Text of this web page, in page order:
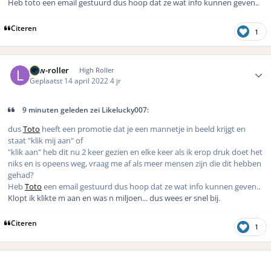
Heb toto een email gestuurd dus hoop dat ze wat info kunnen geven..
Citeren 1
Low-roller High Roller
Geplaatst 14 april 20224 jr
9 minuten geleden zei Likelucky007:
dusToto heeft een promotie dat je een mannetje in beeld krijgt en
staat "klik mij aan" of
"klik aan" heb dit nu 2 keer gezien en elke keer als ik erop druk doet het
niks en is opeens weg, vraag me af als meer mensen zijn die dit hebben
gehad?
HebToto een email gestuurd dus hoop dat ze wat info kunnen geven..
Klopt ik klikte m aan en was n miljoen... dus wees er snel bij.
Citeren 1